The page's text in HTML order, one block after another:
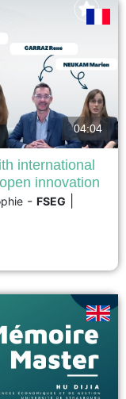
long-term
for sustainable
little guidance on
this gap by
widely...
04:04
international
innovation
- FSEG